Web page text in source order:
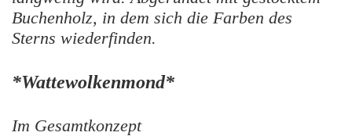
Buchenholz, in dem sich die Farben des
Sterns wiederfinden.
*Wattewolkenmond*
Im Gesamtkonzept